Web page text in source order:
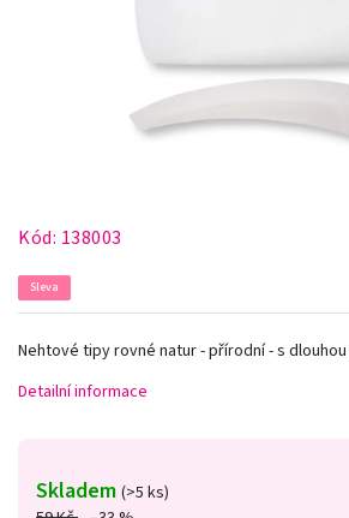
Kód: 138003
Sleva
Skladem (>5 ks)
Nehtové tipy rovné natur - přírodní - s
Detailní informace